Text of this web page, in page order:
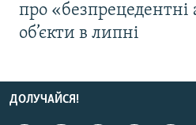
про «безпрецедентні
об’єкти в липні
ДОЛУЧАЙСЯ!